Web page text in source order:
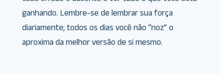
ganhando. Lembre-se de lembrar sua força
diariamente; todos os dias você não “noz” o
aproxima da melhor versão de si mesmo.